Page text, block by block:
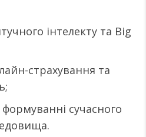
інтелекту та Big
страхування та
сучасного